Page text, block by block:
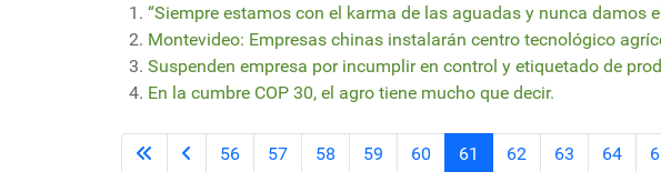
“Siempre estamos con el karma de las aguadas y nunca damos
Montevideo: Empresas chinas instalarán centro tecnológico
Suspenden empresa por incumplir en control y etiquetado de
En la cumbre COP 30, el agro tiene mucho que decir.
56 57 58 59 60 61 62 63 64